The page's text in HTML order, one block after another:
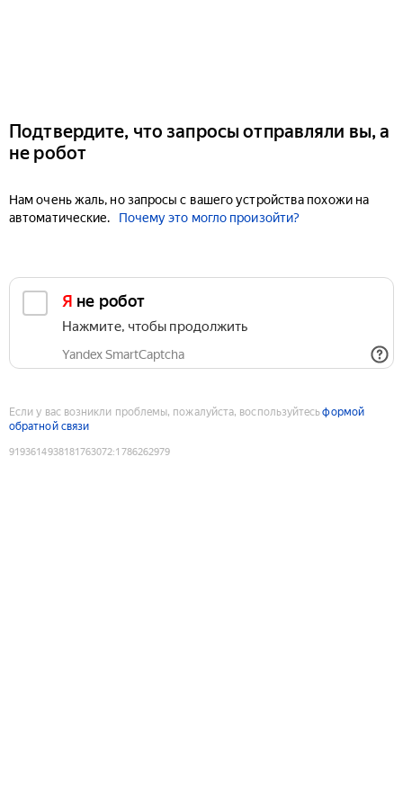
Подтвердите, что запросы отправляли вы, а
не робот
Нам очень жаль, но запросы с вашего устройства похожи на
автоматические.
Почему это могло произойти?
Я не робот
Нажмите, чтобы продолжить
Yandex SmartCaptcha
Если у вас возникли проблемы, пожалуйста, воспользуйтесьформой
обратной связи
9193614938181763072:1786262979